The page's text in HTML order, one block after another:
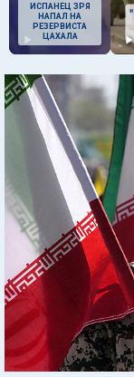
ИСПАНЕЦ ЗРЯ
НАПАЛ НА
РЕЗЕРВИСТА
ЦАХАЛА